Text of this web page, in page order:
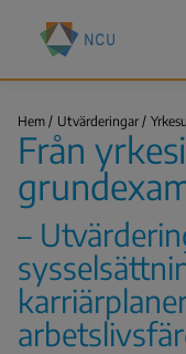
huvudinnehåll
Nationella
centret
för
(NCU)
Länkstig
Hem Utvärderingar
Från
–